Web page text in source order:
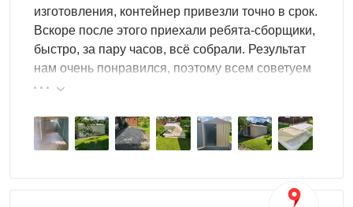
Особенности модели
Длина корпуса контейнера 5 м позволит легко
вместить все необходимое. Домашние заготовки,
Благодаря прочной крышей ваше имущество
всегда будет под надежной защитой.
изготовления, контейнер привезли точно в срок.
Вскоре после этого приехали ребята-сборщики,
быстро, за пару часов, всё собрали. Результат
нам очень понравился, поэтому всем советуем
эту фирму.